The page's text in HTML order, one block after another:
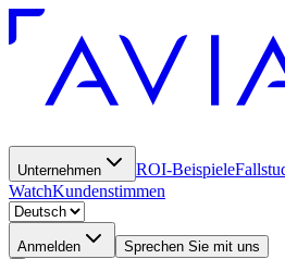
Unternehmen ROI-Beispiele
WatchKundenstimmen
Anmelden Sprechen Sie mit uns